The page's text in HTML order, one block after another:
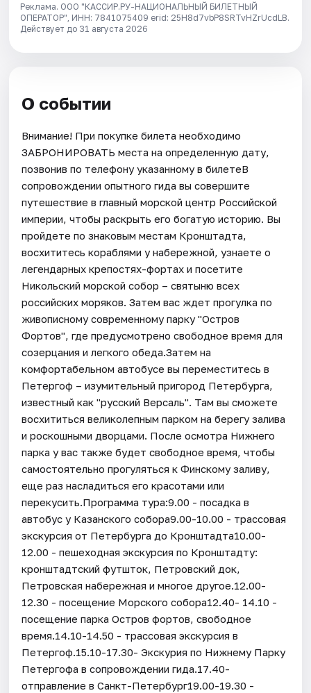
Реклама. ООО "КАССИР.РУ-НАЦИОНАЛЬНЫЙ БИЛЕТНЫЙ
ОПЕРАТОР", ИНН: 7841075409 erid: 25H8d7vbP8SRTvHZrUcdLB.
Действует до 31 августа 2026
О событии
Внимание! При покупке билета необходимо
ЗАБРОНИРОВАТЬ места на определенную дату,
позвонив по телефону указанному в билетеВ
сопровождении опытного гида вы совершите
путешествие в главный морской центр Российской
империи, чтобы раскрыть его богатую историю. Вы
пройдете по знаковым местам Кронштадта,
восхититесь кораблями у набережной, узнаете о
легендарных крепостях-фортах и посетите
Никольский морской собор – святыню всех
российских моряков. Затем вас ждет прогулка по
живописному современному парку "Остров
Фортов", где предусмотрено свободное время для
созерцания и легкого обеда.Затем на
комфортабельном автобусе вы переместитесь в
Петергоф – изумительный пригород Петербурга,
известный как "русский Версаль". Там вы сможете
восхититься великолепным парком на берегу залива
и роскошными дворцами. После осмотра Нижнего
парка у вас также будет свободное время, чтобы
самостоятельно прогуляться к Финскому заливу,
еще раз насладиться его красотами или
перекусить.Программа тура:9.00 - посадка в
автобус у Казанского собора9.00-10.00 - трассовая
экскурсия от Петербурга до Кронштадта10.00-
12.00 - пешеходная экскурсия по Кронштадту:
кронштадтский футшток, Петровский док,
Петровская набережная и многое другое.12.00-
12.30 - посещение Морского собора12.40- 14.10 -
посещение парка Остров фортов, свободное
время.14.10-14.50 - трассовая экскурсия в
Петергоф.15.10-17.30- Экскурия по Нижнему Парку
Петергофа в сопровождении гида.17.40-
отправление в Санкт-Петербург19.00-19.30 -